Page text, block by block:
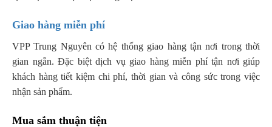
Giao hàng miễn phí
VPP Trung Nguyên có hệ thống giao hàng tận nơi trong thời
gian ngắn. Đặc biệt dịch vụ giao hàng miễn phí tận nơi giúp
khách hàng tiết kiệm chi phí, thời gian và công sức trong việc
nhận sản phẩm.
Mua sắm thuận tiện